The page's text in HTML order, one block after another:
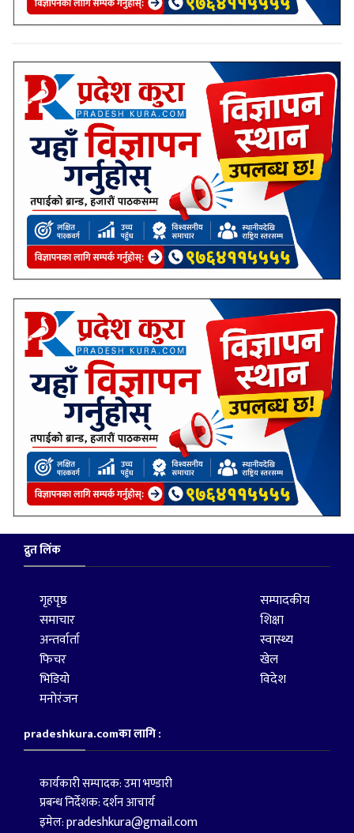
द्रुत लिंक
गृहपृष्ठ
समाचार
अन्तर्वार्ता
फिचर
भिडियो
मनोरंजन
सम्पादकीय
शिक्षा
स्वास्थ्य
खेल
विदेश
pradeshkura.comका लागि :
कार्यकारी सम्पादक: उमा भण्डारी
प्रबन्ध निर्देशक: दर्शन आचार्य
इमेल:pradeshkura@gmail.com